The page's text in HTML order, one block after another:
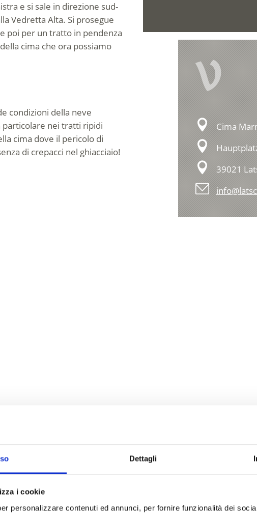
Dettagli
i cookie
personalizzare contenuti ed annunci, per fornire funzionalità dei
e si sale in direzione sud-
Vedretta Alta. Si prosegue
poi per un tratto in pendenza
cima che ora possiamo
condizioni della neve
nei tratti ripidi
cima dove il pericolo di
di crepacci nel ghiacciaio!
V
Cima
39021